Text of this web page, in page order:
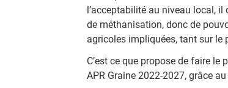
l’acceptabilité au niveau local,
de méthanisation, donc de
agricoles impliquées, tant sur le
C’est ce que propose de faire
APR Graine 2022-2027, grâce